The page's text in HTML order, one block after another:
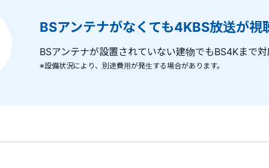
BSアンテナがなくても4KBS放送が視
BSアンテナが設置されていない建物でもBS4Kまで対
※設備状況により、別途費用が発生する場合があります。